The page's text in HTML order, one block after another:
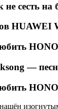
сесть на
HUAWEI
—